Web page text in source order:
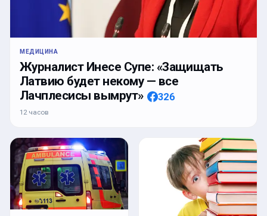
МЕДИЦИНА
Журналист Инесе Супе: «Защищать
Латвию будет некому — все
Лачплесисы вымрут»
326
12 часов